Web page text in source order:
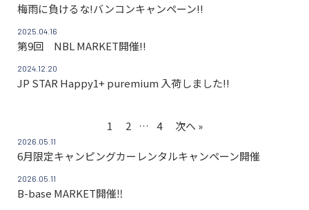
梅雨に負けるな!バンコンキャンペーン!!
2025.04.16
第9回 NBL MARKET開催!!
2024.12.20
JP STAR Happy1+ puremium 入荷しました!!
1 2 … 4 次へ »
2026.05.11
6月限定キャンピングカーレンタルキャンペーン開催
2026.05.11
B-base MARKET開催‼